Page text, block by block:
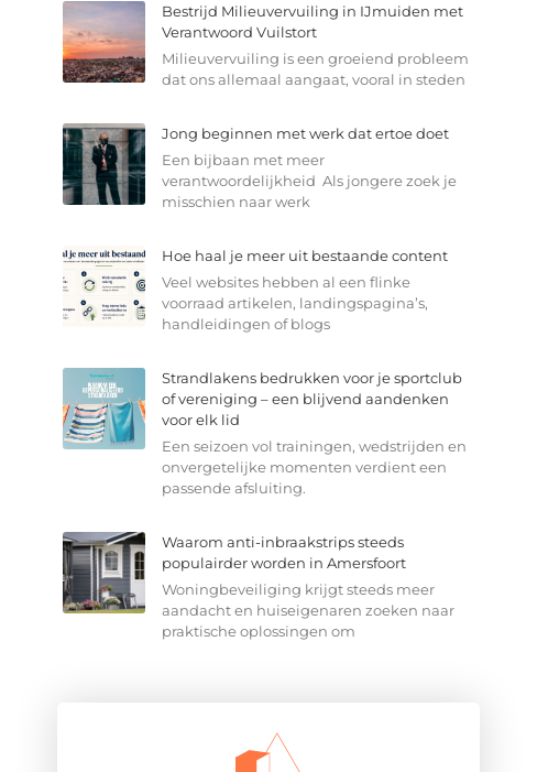
Bestrijd Milieuvervuiling in IJmuiden met
Verantwoord Vuilstort
Milieuvervuiling is een groeiend probleem
dat ons allemaal aangaat, vooral in steden
Jong beginnen met werk dat ertoe doet
Een bijbaan met meer
verantwoordelijkheid Als jongere zoek je
misschien naar werk
Hoe haal je meer uit bestaande content
Veel websites hebben al een flinke
voorraad artikelen, landingspagina’s,
handleidingen of blogs
Strandlakens bedrukken voor je sportclub
of vereniging – een blijvend aandenken
voor elk lid
Een seizoen vol trainingen, wedstrijden en
onvergetelijke momenten verdient een
passende afsluiting.
Waarom anti-inbraakstrips steeds
populairder worden in Amersfoort
Woningbeveiliging krijgt steeds meer
aandacht en huiseigenaren zoeken naar
praktische oplossingen om